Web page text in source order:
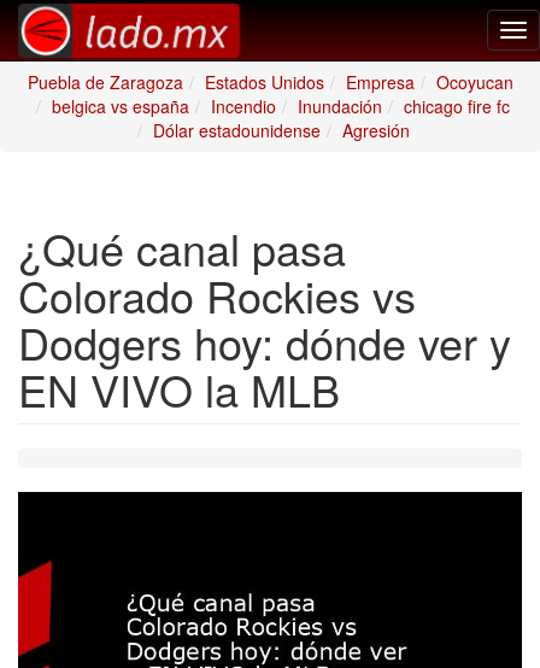
Puebla de Zaragoza
Estados Unidos Empresa
Ocoyucan
belgica vs españa
Incendio Inundación
chicago fire fc
Dólar estadounidense
Agresión
¿Qué canal pasa
Colorado Rockies vs
Dodgers hoy: dónde ver y
EN VIVO la MLB